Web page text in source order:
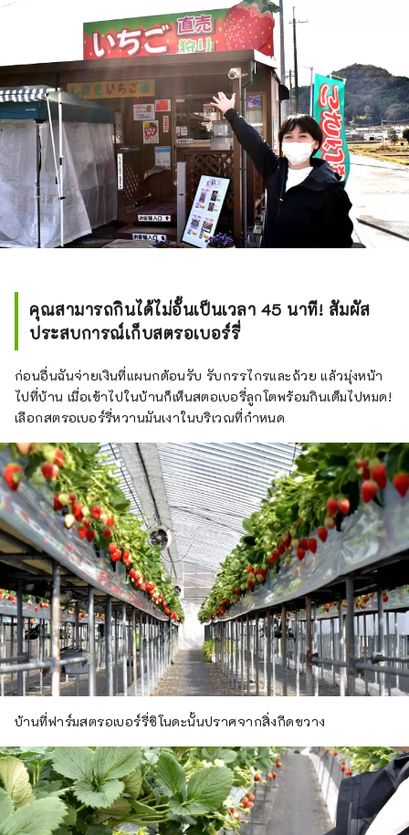
คุณสามารถกินได้ไม่อั้นเป็นเวลา 45 นาที! สัมผัส
ประสบการณ์เก็บสตรอเบอร์รี่
ก่อนอื่นฉันจ่ายเงินที่แผนกต้อนรับ รับกรรไกรและถ้วย แล้วมุ่งหน้า
ไปที่บ้าน เมื่อเข้าไปในบ้านก็เห็นสตอเบอรี่ลูกโตพร้อมกินเต็มไปหมด!
เลือกสตรอเบอร์รี่หวานมันเงาในบริเวณที่กำหนด
บ้านที่ฟาร์มสตรอเบอร์รี่ชิโนดะนั้นปราศจากสิ่งกีดขวาง